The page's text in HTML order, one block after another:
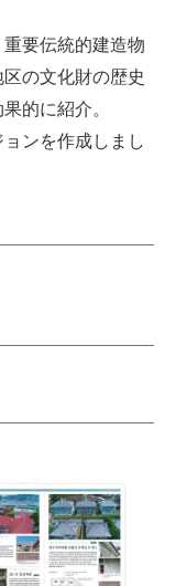
要伝統的建造物
の文化財の歴史
的に紹介。
ンを作成しまし